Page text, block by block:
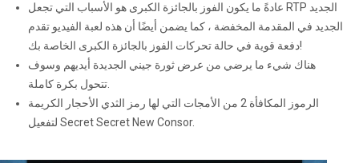
عادةً ما يكون الفوز بالجائزة الكبرى هو الأسباب التي تجعل RTP الجديد
الجديد في المقدمة المخفضة ، كما يضمن أيضًا أن هذه لعبة الفيديو تقدم
دفعة قوية في حالة تحركات الفوز بالجائزة الكبرى الخاصة بك!
هناك شيء ما يرضي من عرض ثورة جيني الجديدة أيديهم وسوف
الرموز المكافأة 2 من الأمجات التي لها رمز الثدي الأحجار الكريمة
لتفعيل Secret Secret New Consor.